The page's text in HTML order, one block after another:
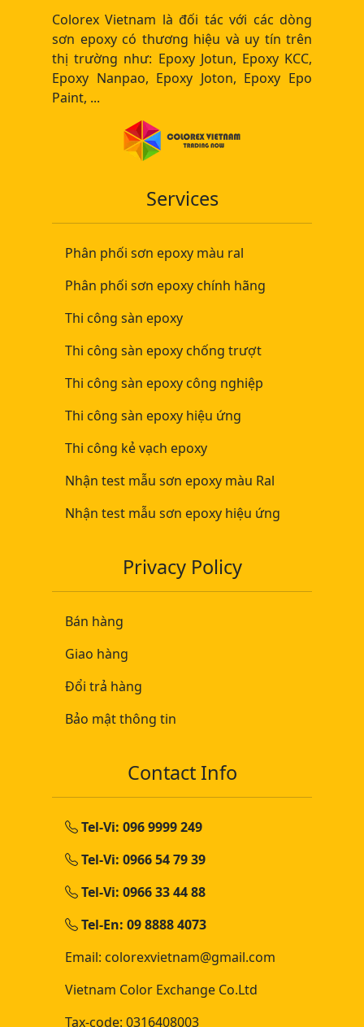
Colorex Vietnam là đối tác với các dòng
sơn epoxy có thương hiệu và uy tín trên
thị trường như: Epoxy Jotun, Epoxy KCC,
Epoxy Nanpao, Epoxy Joton, Epoxy Epo
Paint, ...
Services
Phân phối sơn epoxy màu ral
Phân phối sơn epoxy chính hãng
Thi công sàn epoxy
Thi công sàn epoxy chống trượt
Thi công sàn epoxy công nghiệp
Thi công sàn epoxy hiệu ứng
Thi công kẻ vạch epoxy
Nhận test mẫu sơn epoxy màu Ral
Nhận test mẫu sơn epoxy hiệu ứng
Privacy Policy
Bán hàng
Giao hàng
Đổi trả hàng
Bảo mật thông tin
Contact Info
Tel-Vi: 096 9999 249
Tel-Vi: 0966 54 79 39
Tel-Vi: 0966 33 44 88
Tel-En: 09 8888 4073
Email: colorexvietnam@gmail.com
Vietnam Color Exchange Co.Ltd
Tax-code: 0316408003